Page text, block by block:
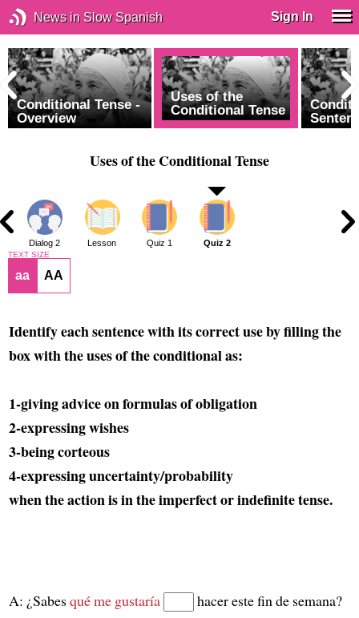
News in Slow Spanish Sign In
Conditional Tense -
Overview
Uses of the
Conditional Tense
Uses of the Conditional Tense
Dialog 2 Lesson Quiz 1 Quiz 2
TEXT SIZE
aa AA
Identify each sentence with its correct use by filling the
box with the uses of the conditional as:
1-giving advice on formulas of obligation
2-expressing wishes
3-being corteous
4-expressing uncertainty/probability
when the action is in the imperfect or indefinite tense.
A: ¿Sabesqué me gustaría
hacer este fin de semana?